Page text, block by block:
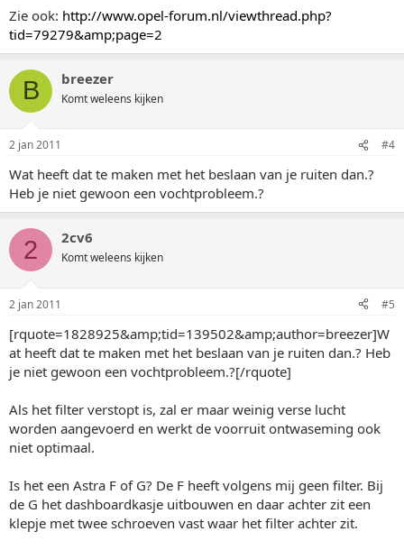
Zie ook: http://www.opel-forum.nl/viewthread.php?
tid=79279&amp;page=2
B breezer
Komt weleens kijken
2 jan 2011 #4
Wat heeft dat te maken met het beslaan van je ruiten dan.?
Heb je niet gewoon een vochtprobleem.?
2 2cv6
Komt weleens kijken
2 jan 2011 #5
[rquote=1828925&amp;tid=139502&amp;author=breezer]W
at heeft dat te maken met het beslaan van je ruiten dan.? Heb
je niet gewoon een vochtprobleem.?[/rquote]
Als het filter verstopt is, zal er maar weinig verse lucht
worden aangevoerd en werkt de voorruit ontwaseming ook
niet optimaal.
Is het een Astra F of G? De F heeft volgens mij geen filter. Bij
de G het dashboardkasje uitbouwen en daar achter zit een
klepje met twee schroeven vast waar het filter achter zit.